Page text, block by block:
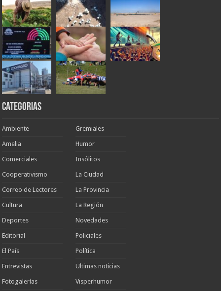
Categorias
Ambiente
Amelia
Comerciales
Cooperativismo
Correo de Lectores
Cultura
Deportes
Editorial
El País
Entrevistas
Fotogalerías
Gremiales
Humor
Insólitos
La Ciudad
La Provincia
La Región
Novedades
Policiales
Política
Ultimas noticias
Visperhumor